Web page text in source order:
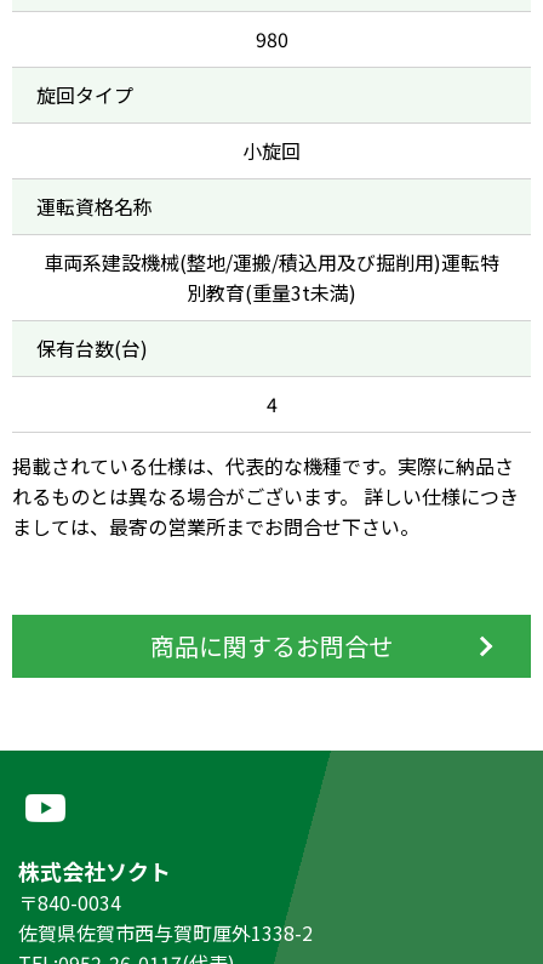
980
旋回タイプ
小旋回
運転資格名称
車両系建設機械(整地/運搬/積込用及び掘削用)運転特
別教育(重量3t未満)
保有台数(台)
4
掲載されている仕様は、代表的な機種です。実際に納品さ
れるものとは異なる場合がございます。 詳しい仕様につき
ましては、最寄の営業所までお問合せ下さい。
商品に関するお問合せ
株式会社ソクト
〒840-0034
佐賀県佐賀市西与賀町厘外1338-2